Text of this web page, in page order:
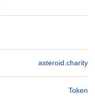
asteroid.charity
Token